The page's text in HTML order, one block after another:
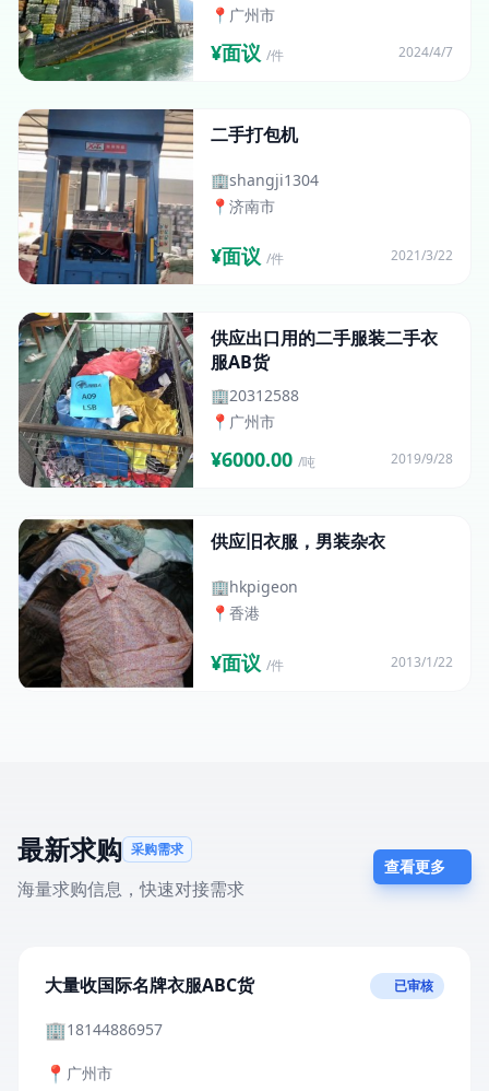
📍 广州市
¥面议 /件 2024/4/7
二手打包机
🏢shangji1304
📍 济南市
¥面议 /件 2021/3/22
供应出口用的二手服装二手衣
服AB货
🏢20312588
📍 广州市
¥6000.00 /吨 2019/9/28
供应旧衣服，男装杂衣
🏢hkpigeon
📍 香港
¥面议 /件 2013/1/22
最新求购 采购需求
海量求购信息，快速对接需求
查看更多
大量收国际名牌衣服ABC货 已审核
🏢18144886957
📍 广州市